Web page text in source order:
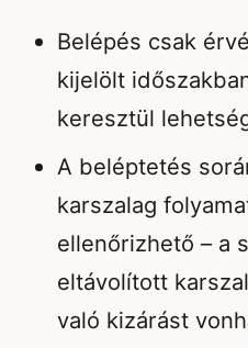
Belépés csak
kijelölt
keresztül
A beléptetés
karszalag
ellenőrizhető – a
eltávolított
való kizárást